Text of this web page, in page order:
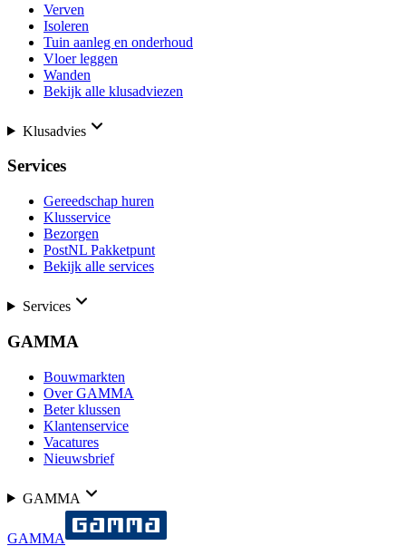
Verven
Isoleren
Tuin aanleg en onderhoud
Vloer leggen
Wanden
Bekijk alle klusadviezen
Klusadvies
Services
Gereedschap huren
Klusservice
Bezorgen
PostNL Pakketpunt
Bekijk alle services
Services
GAMMA
Bouwmarkten
Over GAMMA
Beter klussen
Klantenservice
Vacatures
Nieuwsbrief
GAMMA
GAMMA